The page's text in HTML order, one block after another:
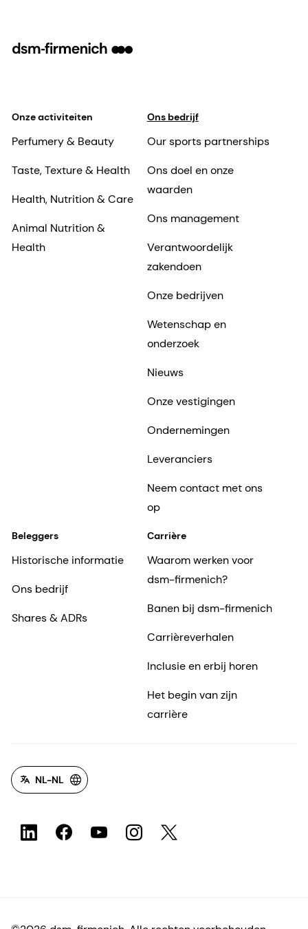
Onze activiteiten
Perfumery & Beauty
Taste, Texture & Health
Health, Nutrition & Care
Animal Nutrition &
Health
Ons bedrijf
Our sports partnerships
Ons doel en onze
waarden
Ons management
Verantwoordelijk
zakendoen
Onze bedrijven
Wetenschap en
onderzoek
Nieuws
Onze vestigingen
Ondernemingen
Leveranciers
Neem contact met ons
op
Beleggers
Historische informatie
Ons bedrijf
Shares & ADRs
Carrière
Waarom werken voor
dsm-firmenich?
Banen bij dsm-firmenich
Carrièreverhalen
Inclusie en erbij horen
Het begin van zijn
carrière
NL-NL